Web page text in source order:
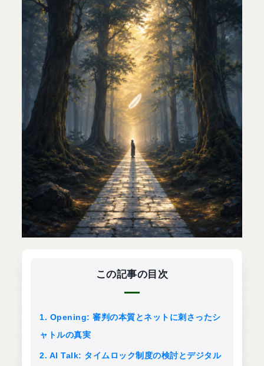
この記事の目次
1. Opening: 審判の本質とネットに刺さったシ
ャトルの真実
2. AI Talk: タイムロック制度の検討とデジタル